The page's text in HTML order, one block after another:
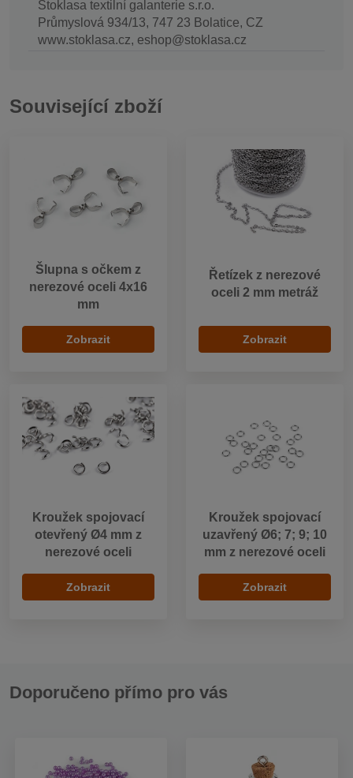
Stoklasa textilní galanterie s.r.o.
Průmyslová 934/13, 747 23 Bolatice, CZ
www.stoklasa.cz, eshop@stoklasa.cz
Související zboží
Šlupna s očkem z
nerezové oceli 4x16
mm
Zobrazit
Řetízek z nerezové
oceli 2 mm metráž
Zobrazit
Kroužek spojovací
otevřený Ø4 mm z
nerezové oceli
Zobrazit
Kroužek spojovací
uzavřený Ø6; 7; 9; 10
mm z nerezové oceli
Zobrazit
Doporučeno přímo pro vás